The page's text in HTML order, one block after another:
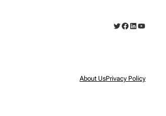
Twitter
Facebook
LinkedIn
About UsPrivacy Policy